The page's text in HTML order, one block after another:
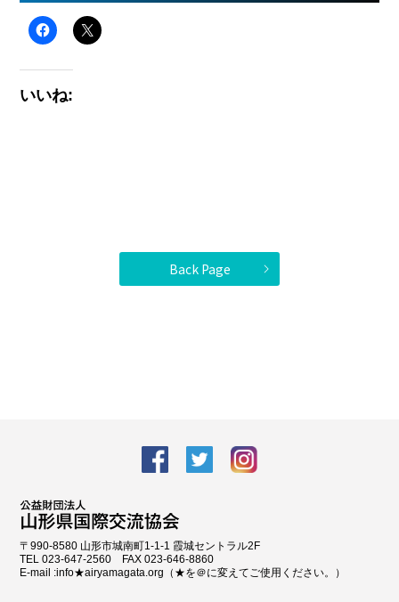
いいね:
Back Page
facebook Twitter
〒990-8580 山形市城南町1-1-1 霞城セントラル2F
TEL 023-647-2560 FAX 023-646-8860
E-mail :info★airyamagata.org（★を＠に変えてご使用ください。）